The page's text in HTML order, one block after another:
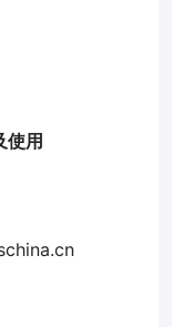
使用